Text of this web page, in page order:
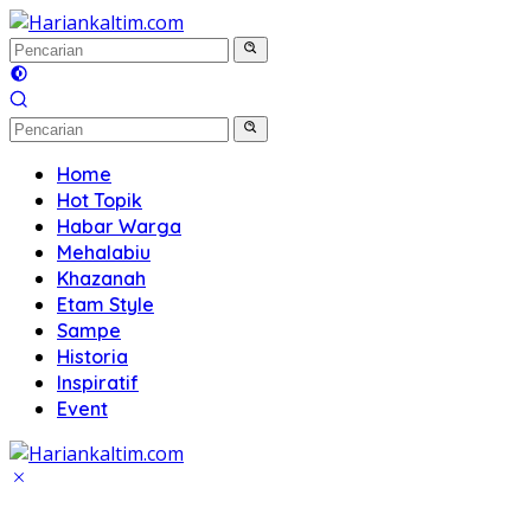
Langsung
ke
konten
Home
Hot Topik
Habar Warga
Mehalabiu
Khazanah
Etam Style
Sampe
Historia
Inspiratif
Event